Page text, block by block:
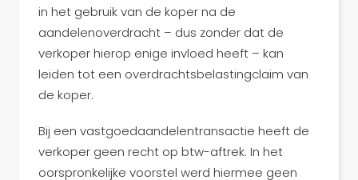
in het gebruik van de koper na de
aandelenoverdracht – dus zonder dat de
verkoper hierop enige invloed heeft – kan
leiden tot een overdrachtsbelastingclaim van
de koper.
Bij een vastgoedaandelentransactie heeft de
verkoper geen recht op btw-aftrek. In het
oorspronkelijke voorstel werd hiermee geen